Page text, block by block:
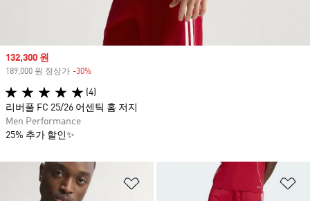
위시리스트 담기
Sale price
132,300 원
189,000 원 정상가 -30%
(4)
리버풀 FC 25/26 어센틱 홈 저지
Men Performance
25% 추가 할인✨